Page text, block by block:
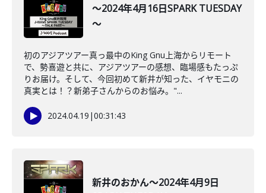
～2024年4月16日SPARK TUESDAY
～
初のアジアツアー真っ最中のKing Gnu上海からリモート
で、勢喜遊と共に、アジアツアーの感想、臨場感もたっぷ
りお届け。そして、今回初めて新井が知った、イヤモニの
真実とは！？新弟子さんからのお悩み。"...
2024.04.19 |00:31:43
新井のおかん～2024年4月9日